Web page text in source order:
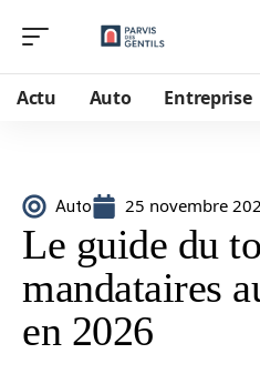
Actu Auto Entreprise
Auto 25 novembre
Le guide du
mandataires
en 2026